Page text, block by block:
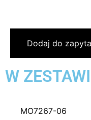
Dodaj do
W
MO7267-06